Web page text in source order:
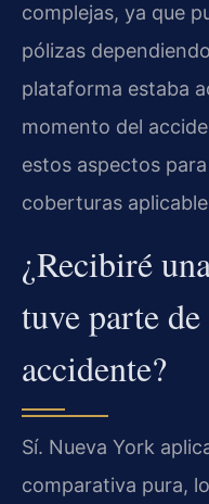
complejas, ya que
pólizas
plataforma estaba
momento del
estos aspectos
coberturas
¿Recibiré
tuve parte
accidente?
Sí. Nueva York
comparativa pura,